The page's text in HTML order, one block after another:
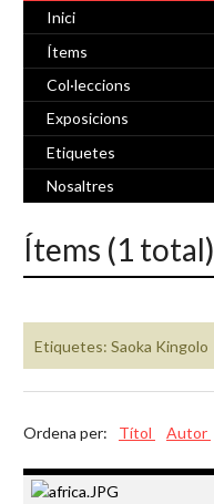
Inici
Ítems
Col·leccions
Exposicions
Etiquetes
Nosaltres
Ítems (1 total)
Etiquetes: Saoka Kingolo
Ordena per: Títol Autor